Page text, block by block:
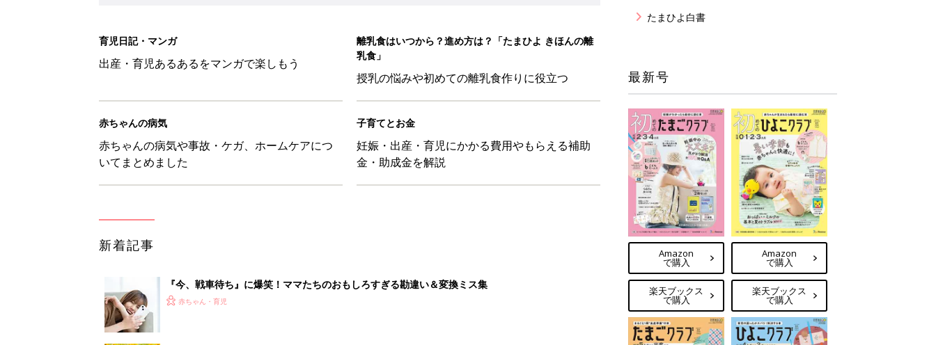
『今、戦車待ち』に爆笑！ママたちのおもしろすぎる勘違い＆変換ミス集
赤ちゃん・育児
8月8日生まれはこんな人 365日のお誕生日占い【鏡リュウジ監修】
赤ちゃん・育児
ある決意を胸に動き出すママ【オレたちの切迫早産奮闘記 #24】
たまひよ白書
最新号
Amazon
で購入
楽天ブックス
で購入
Amazon
で購入
楽天ブックス
で購入